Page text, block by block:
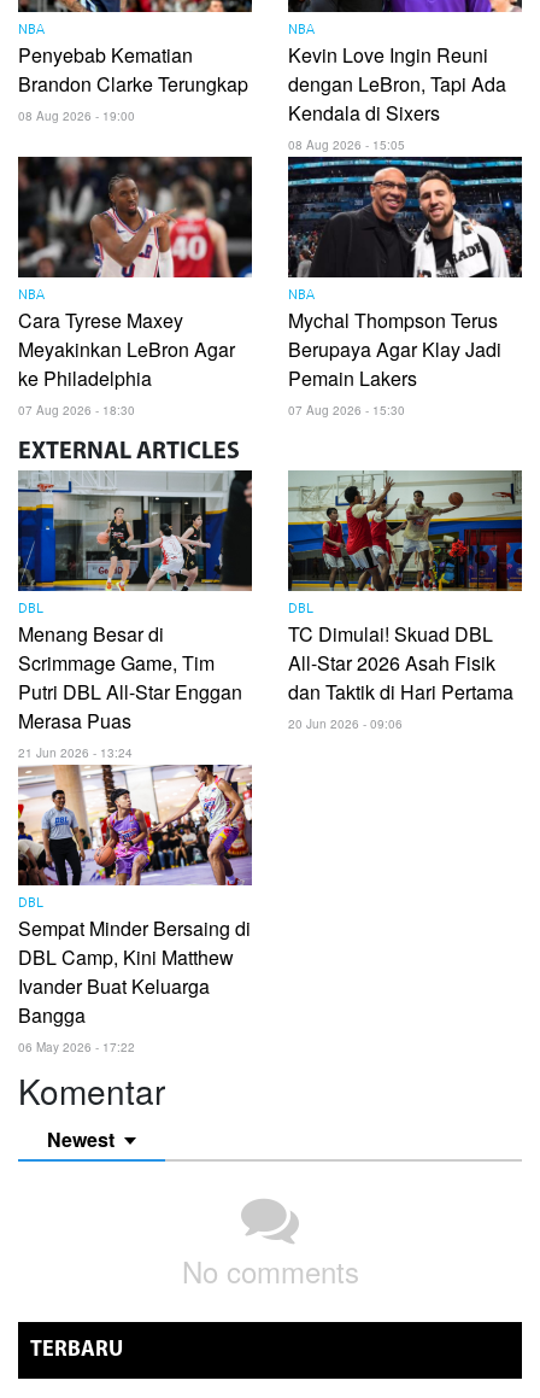
NBA
Penyebab Kematian
Brandon Clarke Terungkap
08 Aug 2026 - 19:00
NBA
Kevin Love Ingin Reuni
dengan LeBron, Tapi Ada
Kendala di Sixers
08 Aug 2026 - 15:05
NBA
Cara Tyrese Maxey
Meyakinkan LeBron Agar
ke Philadelphia
07 Aug 2026 - 18:30
NBA
Mychal Thompson Terus
Berupaya Agar Klay Jadi
Pemain Lakers
07 Aug 2026 - 15:30
EXTERNAL ARTICLES
DBL
Menang Besar di
Scrimmage Game, Tim
Putri DBL All-Star Enggan
Merasa Puas
21 Jun 2026 - 13:24
DBL
TC Dimulai! Skuad DBL
All-Star 2026 Asah Fisik
dan Taktik di Hari Pertama
20 Jun 2026 - 09:06
DBL
Sempat Minder Bersaing di
DBL Camp, Kini Matthew
Ivander Buat Keluarga
Bangga
06 May 2026 - 17:22
Komentar
Newest
No comments
TERBARU